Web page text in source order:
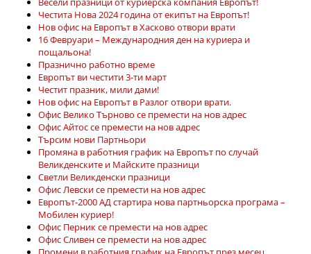
Честита Нова 2024 година от екипът на Европът!
Нов офис на Европът в Хасково отвори врати
16 Февруари – Международния ден на куриера и
пощальона!
Празнично работно време
Европът ви честити 3-ти март
Честит празник, мили дами!
Нов офис на Европът в Разлог отвори врати.
Офис Велико Търново се премести на нов адрес
Офис Айтос се премести на нов адрес
Търсим нови Партньори
Промяна в работния график на Европът по случай
Великденските и Майските празници
Светли Великденски празници
Офис Левски се премести на нов адрес
Европът-2000 АД стартира нова партньорска програма –
Мобилен куриер!
Офис Перник се премести на нов адрес
Офис Сливен се премести на нов адрес